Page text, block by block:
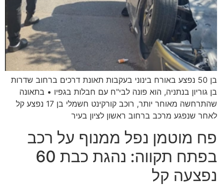
בן 50 נפצע באורח בינוני בעקבות תאונת דרכים ברחוב שדרות
בן גוריון בנתניה, הוא פונה לבי"ח עם חבלות בגפיו • בתאונה
שהתרחשה מאוחר יותר, רוכב קורקינט חשמלי בן 17 נפצע קל
לאחר שנפגע מרכב ברחוב ראשון לציון בעיר
פח מוטמן נפל ממנוף על רכב
בפתח תקווה: נהגת כבת 60
נפצעה קל